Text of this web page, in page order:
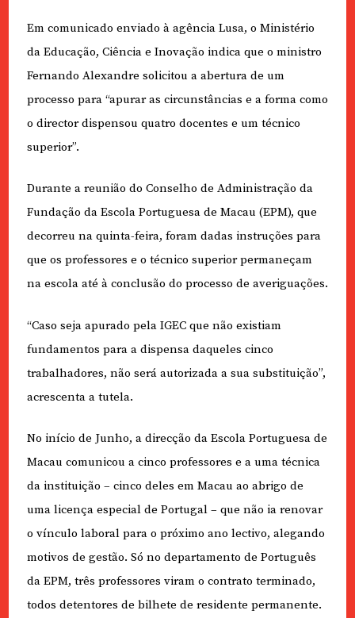
Em comunicado enviado à agência Lusa, o Ministério
da Educação, Ciência e Inovação indica que o ministro
Fernando Alexandre solicitou a abertura de um
processo para “apurar as circunstâncias e a forma como
o director dispensou quatro docentes e um técnico
superior”.
Durante a reunião do Conselho de Administração da
Fundação da Escola Portuguesa de Macau (EPM), que
decorreu na quinta-feira, foram dadas instruções para
que os professores e o técnico superior permaneçam
na escola até à conclusão do processo de averiguações.
“Caso seja apurado pela IGEC que não existiam
fundamentos para a dispensa daqueles cinco
trabalhadores, não será autorizada a sua substituição”,
acrescenta a tutela.
No início de Junho, a direcção da Escola Portuguesa de
Macau comunicou a cinco professores e a uma técnica
da instituição – cinco deles em Macau ao abrigo de
uma licença especial de Portugal – que não ia renovar
o vínculo laboral para o próximo ano lectivo, alegando
motivos de gestão. Só no departamento de Português
da EPM, três professores viram o contrato terminado,
todos detentores de bilhete de residente permanente.